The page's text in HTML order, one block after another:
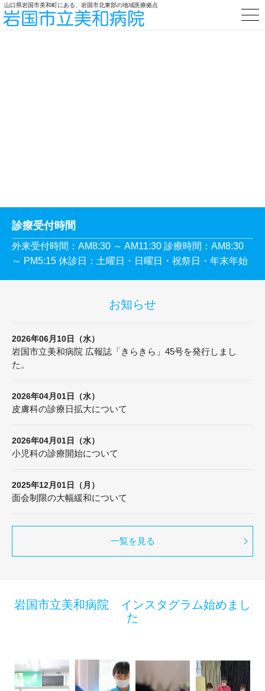
山口県岩国市美和町にある、岩国市北東部の地域医療拠点
診療受付時間
外来受付時間：AM8:30 ～ AM11:30 診療時間：AM8:30
～ PM5:15 休診日：土曜日・日曜日・祝祭日・年末年始
お知らせ
2026年06月10日（水）
岩国市立美和病院 広報誌「きらきら」45号を発行しまし
た。
2026年04月01日（水）
皮膚科の診療日拡大について
2026年04月01日（水）
小児科の診療開始について
2025年12月01日（月）
面会制限の大幅緩和について
一覧を見る
岩国市立美和病院 インスタグラム始めまし
た